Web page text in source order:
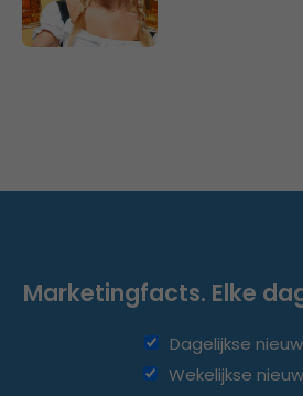
Marketingfacts. Elke
Dagelijkse
Wekelijkse